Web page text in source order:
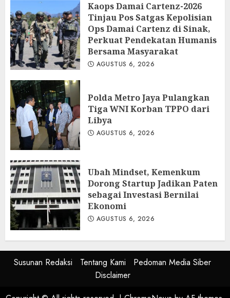
Kaops Damai Cartenz-2026
Tinjau Pos Satgas Kepolisian
Ops Damai Cartenz di Sinak,
Perkuat Pendekatan Humanis
Bersama Masyarakat
AGUSTUS 6, 2026
Polda Metro Jaya Pulangkan
Tiga WNI Korban TPPO dari
Libya
AGUSTUS 6, 2026
Ubah Mindset, Kemenkum
Dorong Startup Jadikan Paten
sebagai Investasi Bernilai
Ekonomi
AGUSTUS 6, 2026
Susunan Redaksi Tentang Kami
Pedoman Media Siber
Disclaimer